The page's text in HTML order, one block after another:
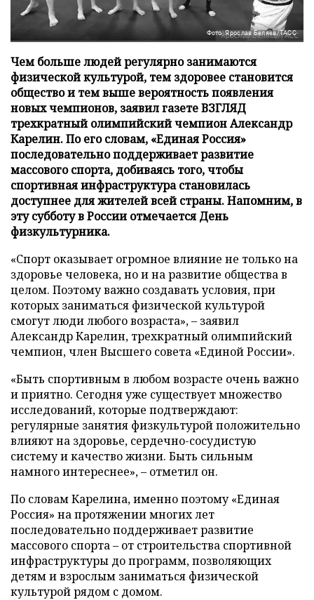
Фото: Ярослав Беляев/ТАСС
Чем больше людей регулярно занимаются
физической культурой, тем здоровее становится
общество и тем выше вероятность появления
новых чемпионов, заявил газете ВЗГЛЯД
трехкратный олимпийский чемпион Александр
Карелин. По его словам, «Единая Россия»
последовательно поддерживает развитие
массового спорта, добиваясь того, чтобы
спортивная инфраструктура становилась
доступнее для жителей всей страны. Напомним, в
эту субботу в России отмечается День
физкультурника.
«Спорт оказывает огромное влияние не только на
здоровье человека, но и на развитие общества в
целом. Поэтому важно создавать условия, при
которых заниматься физической культурой
смогут люди любого возраста», – заявил
Александр Карелин, трехкратный олимпийский
чемпион, член Высшего совета «Единой России».
«Быть спортивным в любом возрасте очень важно
и приятно. Сегодня уже существует множество
исследований, которые подтверждают:
регулярные занятия физкультурой положительно
влияют на здоровье, сердечно-сосудистую
систему и качество жизни. Быть сильным
намного интереснее», – отметил он.
По словам Карелина, именно поэтому «Единая
Россия» на протяжении многих лет
последовательно поддерживает развитие
массового спорта – от строительства спортивной
инфраструктуры до программ, позволяющих
детям и взрослым заниматься физической
культурой рядом с домом.